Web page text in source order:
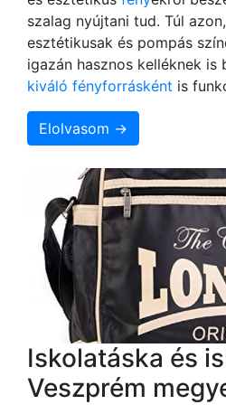
szalag nyújtani tud. Túl
esztétikusak és pompás
igazán hasznos kelléknek is
kiváló fényforrásként is
Elolvasom →
Iskolatáska és
Veszprém